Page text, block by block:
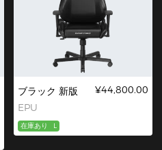
ブラック 新版
EPU
¥44,800.00
在庫あり L